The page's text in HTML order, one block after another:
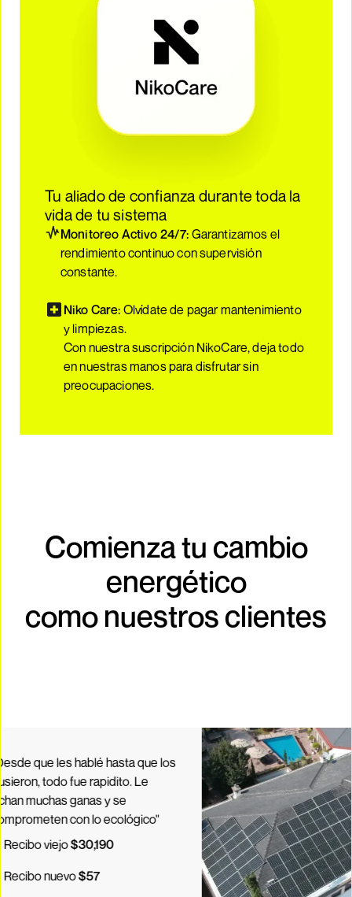
Tu aliado de confianza durante toda la
vida de tu sistema
Monitoreo Activo 24/7: Garantizamos el
rendimiento continuo con supervisión
constante.
Niko Care: Olvídate de pagar mantenimiento
y limpiezas.
Con nuestra suscripción NikoCare, deja todo
en nuestras manos para disfrutar sin
preocupaciones.
Comienza tu cambio
energético
como nuestros clientes
les hablé hasta que los
todo fue rapidito. Le
ganas y se
con lo ecológico"
viejo$30,190
nuevo$57